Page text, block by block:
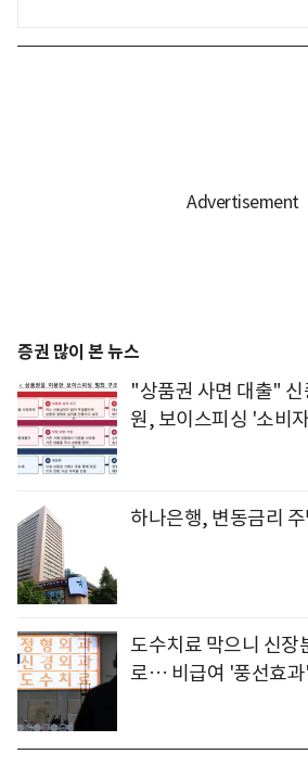
증권 많이 본 뉴스
"상품권 사면 대출"
원, 보이스피싱 '소비
하나은행, 변동금리
도수치료 막으니 신장
로… 비급여 '풍선효과'